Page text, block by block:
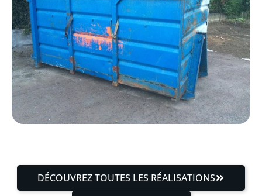
DÉCOUVREZ TOUTES LES RÉALISATIONS